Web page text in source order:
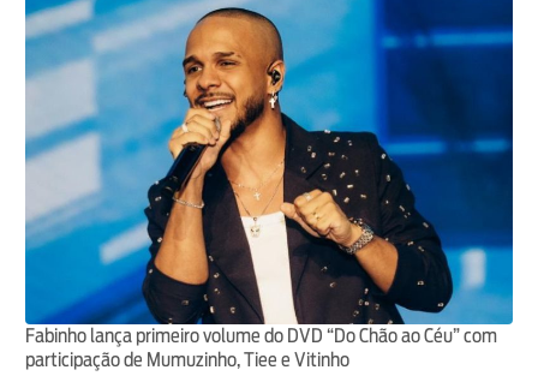
Fabinho lança primeiro volume do DVD “Do Chão ao Céu” com
participação de Mumuzinho, Tiee e Vitinho